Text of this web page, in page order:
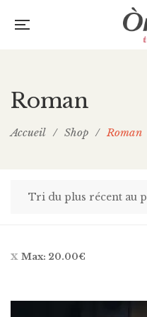
Roman
Accueil / Shop / Roman
Max: 20.00€